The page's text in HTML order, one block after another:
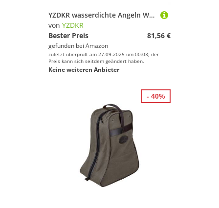
YZDKR wasserdichte Angeln Wathosen Männer Jagd Anzug Waten Hosen Mit Stiefel Nylon Unterwasser Kleidung zum Angeln(Coffee,41)
von YZDKR
Bester Preis
81,56 €
gefunden bei Amazon
zuletzt überprüft am 27.09.2025 um 00:03; der
Preis kann sich seitdem geändert haben.
Keine weiteren Anbieter
- 40%